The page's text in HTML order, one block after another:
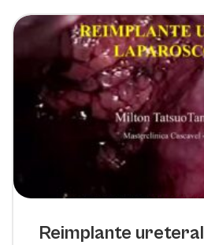
Reimplante ureteral